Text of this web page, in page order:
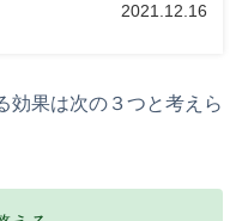
2021.12.16
効果は次の３つと考えら